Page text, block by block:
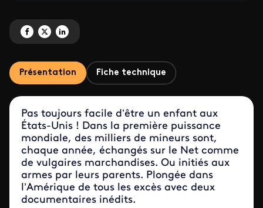
Partagez 'États-Unis, enfants jetables' sur Facebook
Partagez 'États-Unis, enfants jetables' sur X
Partagez 'États-Unis, enfants jetables' sur LinkedIn
Présentation Fiche technique
Pas toujours facile d’être un enfant aux
États-Unis ! Dans la première puissance
mondiale, des milliers de mineurs sont,
chaque année, échangés sur le Net comme
de vulgaires marchandises. Ou initiés aux
armes par leurs parents. Plongée dans
l’Amérique de tous les excès avec deux
documentaires inédits.